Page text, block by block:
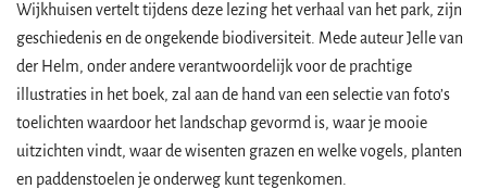
Wijkhuisen vertelt tijdens deze lezing het verhaal van het park, zijn
geschiedenis en de ongekende biodiversiteit. Mede auteur Jelle van
der Helm, onder andere verantwoordelijk voor de prachtige
illustraties in het boek, zal aan de hand van een selectie van foto’s
toelichten waardoor het landschap gevormd is, waar je mooie
uitzichten vindt, waar de wisenten grazen en welke vogels, planten
en paddenstoelen je onderweg kunt tegenkomen.